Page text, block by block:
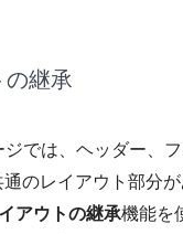
の継承
ジでは、ヘッダー、
のレイアウト部分が
アウトの継承機能を